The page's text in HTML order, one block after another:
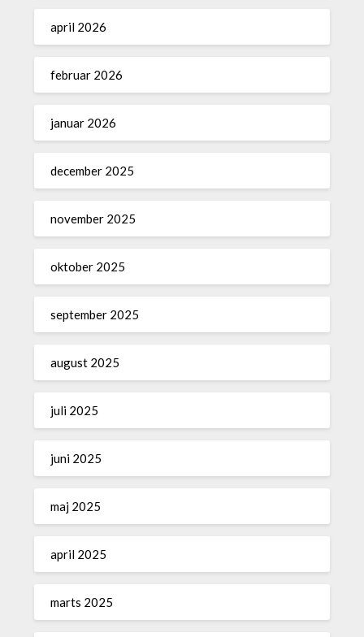
april 2026
februar 2026
januar 2026
december 2025
november 2025
oktober 2025
september 2025
august 2025
juli 2025
juni 2025
maj 2025
april 2025
marts 2025